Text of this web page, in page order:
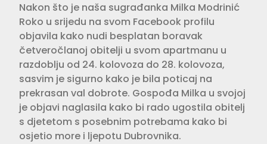
Nakon što je naša sugrađanka Milka Modrinić
Roko u srijedu na svom Facebook profilu
objavila kako nudi besplatan boravak
četveročlanoj obitelji u svom apartmanu u
razdoblju od 24. kolovoza do 28. kolovoza,
sasvim je sigurno kako je bila poticaj na
prekrasan val dobrote. Gospođa Milka u svojoj
je objavi naglasila kako bi rado ugostila obitelj
s djetetom s posebnim potrebama kako bi
osjetio more i ljepotu Dubrovnika.